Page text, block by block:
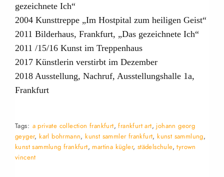
gezeichnete Ich“
2004 Kunsttreppe „Im Hostpital zum heiligen Geist“
2011 Bilderhaus, Frankfurt, „Das gezeichnete Ich“
2011 /15/16 Kunst im Treppenhaus
2017 Künstlerin verstirbt im Dezember
2018 Ausstellung, Nachruf, Ausstellungshalle 1a,
Frankfurt
Tags: a private collection frankfurt,frankfurt art, johann georg
geyger,karl bohrmann,kunst sammler frankfurt,kunst sammlung,
kunst sammlung frankfurt, martina kügler, städelschule,tyrown
vincent